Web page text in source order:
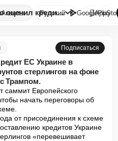
Агенты Стармер высоко оценил кредит Е...
Русский GooglePlay

Подписаться
ЕС Украине в
стерлингов на фоне
Трампом.
саммит Европейского
начать переговоры об
от присоединения к схеме
кредитов Украине
«перевешивает